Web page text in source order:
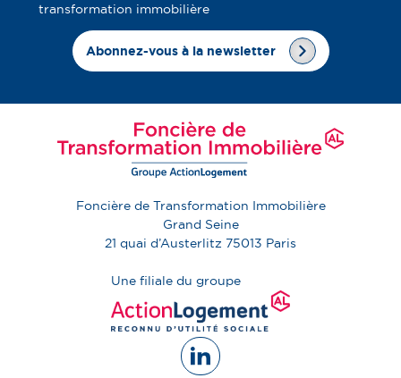
transformation immobilière
Abonnez-vous à la newsletter
Foncière de Transformation Immobilière
Grand Seine
21 quai d’Austerlitz 75013 Paris
Une filiale du groupe